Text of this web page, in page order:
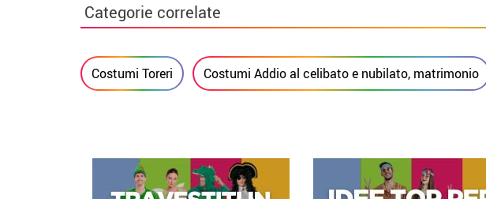
Categorie correlate
Costumi Toreri Costumi Addio al celibato e nubilato, matrimonio